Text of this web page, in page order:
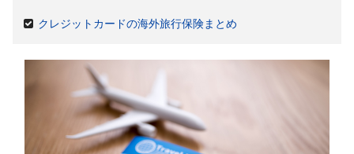
クレジットカードの海外旅行保険まとめ